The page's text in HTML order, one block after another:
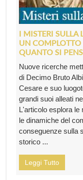
I MISTERI SULLA
UN
QUANTO SI
Nuove ricerche
di Decimo Bruto
Cesare e suo
grandi suoi alleati
L'articolo esplora le
le dinamiche del
conseguenze sulla
storico ...
Leggi Tutto